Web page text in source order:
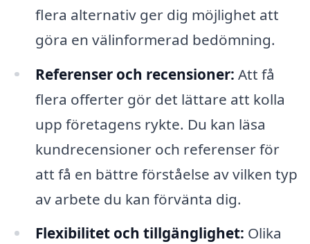
flera alternativ ger dig möjlighet att
göra en välinformerad bedömning.
Referenser och recensioner: Att få
flera offerter gör det lättare att kolla
upp företagens rykte. Du kan läsa
kundrecensioner och referenser för
att få en bättre förståelse av vilken typ
av arbete du kan förvänta dig.
Flexibilitet och tillgänglighet: Olika